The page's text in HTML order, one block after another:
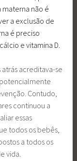
não é
a exclusão de
é preciso
e vitamina D.
acreditava-se
Contudo,
continuou a
essas
todos os bebês,
a todos os
vida.